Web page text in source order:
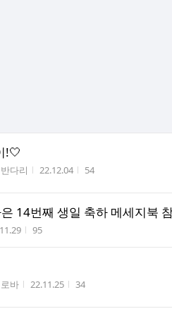
!🤍
작성자
반다리 작성시간
22.12.04 조회수
54
14번째 생일 축하 메세지북
시간 조회수
95
작성자
로바 작성시간
22.11.25 조회수
34